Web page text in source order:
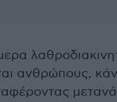
ανθρώπους,